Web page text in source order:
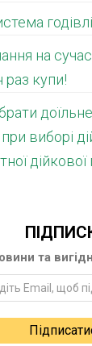
на
раз купи!
виборі
дійкової
та